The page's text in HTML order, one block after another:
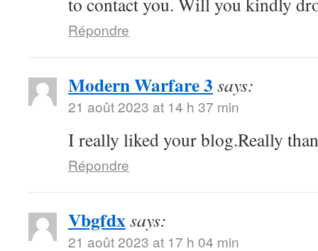
Répondre
Modern Warfare 3 says:
21 août 2023 at 14 h 37 min
I really liked your blog.Really
Répondre
Vbgfdxsays:
21 août 2023 at 17 h 04 min